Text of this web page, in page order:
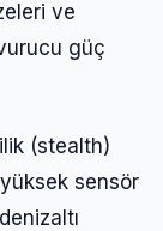
ve
güç
(stealth)
sensör